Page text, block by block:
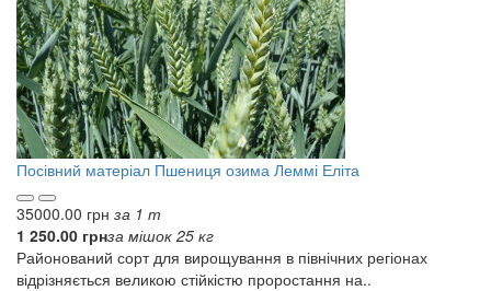
Посівний матеріал Пшениця озима Леммі Еліта
35000.00 грн за 1 т
1 250.00 грнза мішок 25 кг
Районований сорт для вирощування в північних регіонах
відрізняється великою стійкістю проростання на..